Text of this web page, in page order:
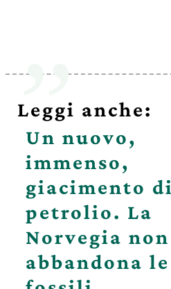
Leggi anche:
Un nuovo,
immenso,
giacimento di
petrolio. La
Norvegia non
abbandona le